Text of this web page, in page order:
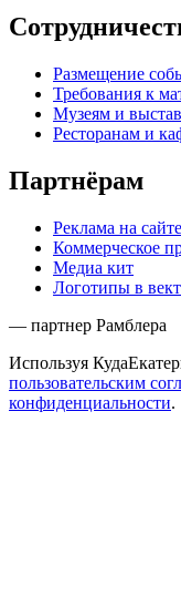
Размещение
Требования к
Музеям и
Ресторанам и
Партнёрам
Реклама на сайте
Коммерческое
Медиа кит
Логотипы в
— партнер Рамблера
Используя
пользовательским
конфиденциальности.